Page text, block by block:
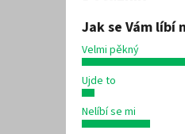
Jak se Vám líbí
Velmi pěkný
Ujde to
Nelíbí se mi